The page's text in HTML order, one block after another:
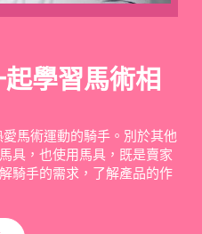
學習馬術相
馬術運動的騎手。別於其他
具，也使用馬具，既是賣家
騎手的需求，了解產品的作